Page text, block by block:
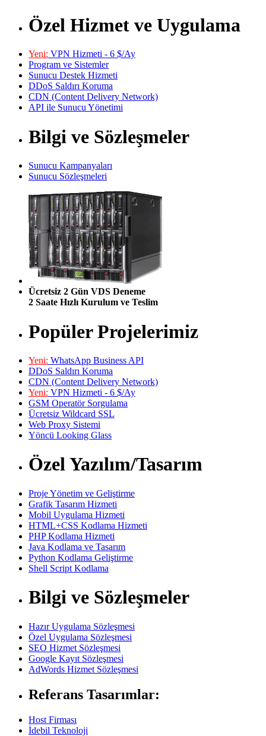
Özel Hizmet ve Uygulama
Yeni: VPN Hizmeti - 6 $/Ay
Program ve Sistemler
Sunucu Destek Hizmeti
DDoS Saldırı Koruma
CDN (Content Delivery Network)
API ile Sunucu Yönetimi
Bilgi ve Sözleşmeler
Sunucu Kampanyaları
Sunucu Sözleşmeleri
Ücretsiz 2 Gün VDS Deneme
2 Saate Hızlı Kurulum ve Teslim
Popüler Projelerimiz
Yeni: WhatsApp Business API
DDoS Saldırı Koruma
CDN (Content Delivery Network)
Yeni: VPN Hizmeti - 6 $/Ay
GSM Operatör Sorgulama
Ücretsiz Wildcard SSL
Web Proxy Sistemi
Yöncü Looking Glass
Özel Yazılım/Tasarım
Proje Yönetim ve Geliştirme
Grafik Tasarım Hizmeti
Mobil Uygulama Hizmeti
HTML+CSS Kodlama Hizmeti
PHP Kodlama Hizmeti
Java Kodlama ve Tasarım
Python Kodlama Geliştirme
Shell Script Kodlama
Bilgi ve Sözleşmeler
Hazır Uygulama Sözleşmesi
Özel Uygulama Sözleşmesi
SEO Hizmet Sözleşmesi
Google Kayıt Sözleşmesi
AdWords Hizmet Sözleşmesi
Referans Tasarımlar:
Host Firması
İdebil Teknoloji